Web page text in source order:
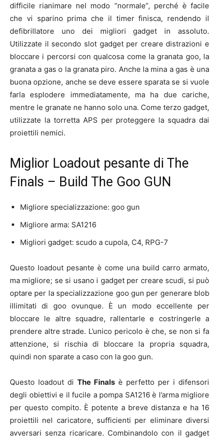
difficile rianimare nel modo “normale”, perché è facile
che vi sparino prima che il timer finisca, rendendo il
defibrillatore uno dei migliori gadget in assoluto.
Utilizzate il secondo slot gadget per creare distrazioni e
bloccare i percorsi con qualcosa come la granata goo, la
granata a gas o la granata piro. Anche la mina a gas è una
buona opzione, anche se deve essere sparata se si vuole
farla esplodere immediatamente, ma ha due cariche,
mentre le granate ne hanno solo una. Come terzo gadget,
utilizzate la torretta APS per proteggere la squadra dai
proiettili nemici.
Miglior Loadout pesante di The
Finals – Build The Goo GUN
Migliore specializzazione: goo gun
Migliore arma: SA1216
Migliori gadget: scudo a cupola, C4, RPG-7
Questo loadout pesante è come una build carro armato,
ma migliore; se si usano i gadget per creare scudi, si può
optare per la specializzazione goo gun per generare blob
illimitati di goo ovunque. È un modo eccellente per
bloccare le altre squadre, rallentarle e costringerle a
prendere altre strade. L’unico pericolo è che, se non si fa
attenzione, si rischia di bloccare la propria squadra,
quindi non sparate a caso con la goo gun.
Questo loadout di The Finals è perfetto per i difensori
degli obiettivi e il fucile a pompa SA1216 è l’arma migliore
per questo compito. È potente a breve distanza e ha 16
proiettili nel caricatore, sufficienti per eliminare diversi
avversari senza ricaricare. Combinandolo con il gadget